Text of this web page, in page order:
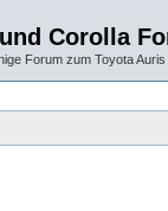
Corolla
Forum zum Toyota